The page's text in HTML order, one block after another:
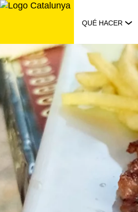
Saltar
QUÉ HACER